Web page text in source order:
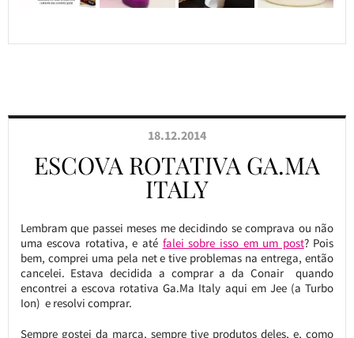
18.12.2014
ESCOVA ROTATIVA GA.MA
ITALY
Lembram que passei meses me decidindo se comprava ou não
uma escova rotativa, e até falei sobre isso em um post? Pois
bem, comprei uma pela net e tive problemas na entrega, então
cancelei. Estava decidida a comprar a da Conair quando
encontrei a escova rotativa Ga.Ma Italy aqui em Jee (a Turbo
Ion) e resolvi comprar.
Sempre gostei da marca, sempre tive produtos deles, e, como